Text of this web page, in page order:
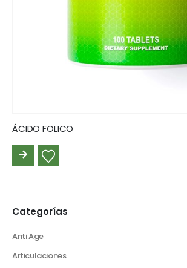
ÁCIDO FOLICO
Categorías
Anti Age
Articulaciones